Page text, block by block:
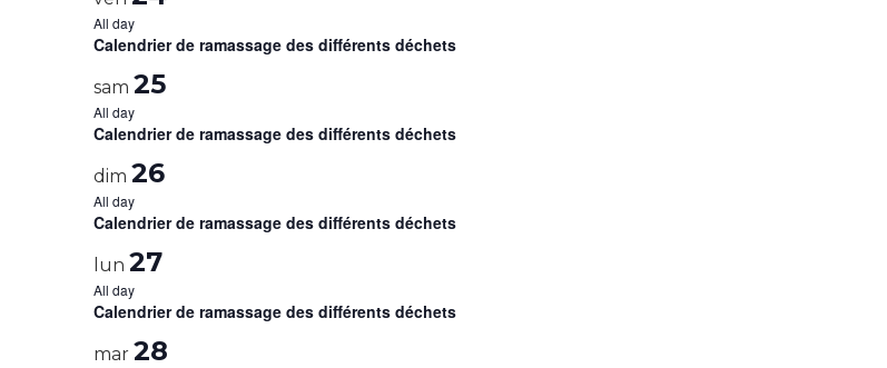
All day
Calendrier de ramassage des différents déchets
sam 25
All day
Calendrier de ramassage des différents déchets
dim 26
All day
Calendrier de ramassage des différents déchets
lun 27
All day
Calendrier de ramassage des différents déchets
mar 28